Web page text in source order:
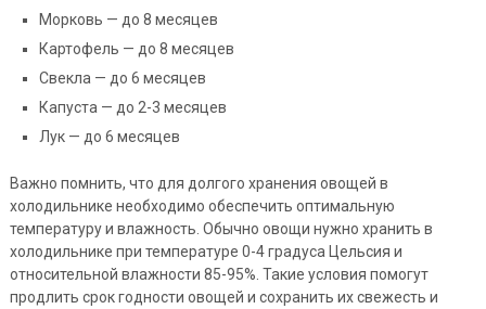
Морковь — до 8 месяцев
Картофель — до 8 месяцев
Свекла — до 6 месяцев
Капуста — до 2-3 месяцев
Лук — до 6 месяцев
Важно помнить, что для долгого хранения овощей в
холодильнике необходимо обеспечить оптимальную
температуру и влажность. Обычно овощи нужно хранить в
холодильнике при температуре 0-4 градуса Цельсия и
относительной влажности 85-95%. Такие условия помогут
продлить срок годности овощей и сохранить их свежесть и